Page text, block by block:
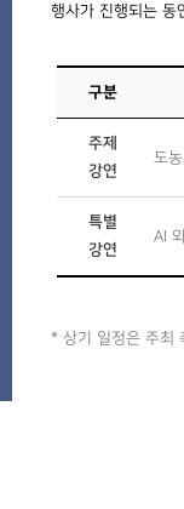
행사가 진행되는 동
구분
주제
강연
도
특별
강연
AI
* 상기 일정은 주최